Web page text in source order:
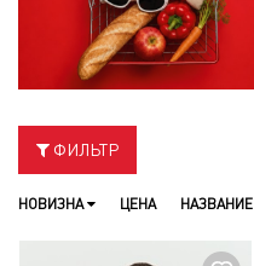
ФИЛЬТР
НОВИЗНА ЦЕНА НАЗВАНИЕ